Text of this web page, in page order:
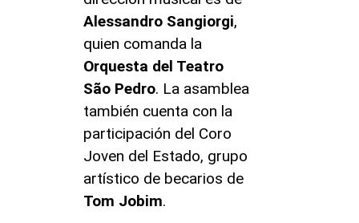
Alessandro Sangiorgi,
quien comanda la
Orquesta del Teatro
São Pedro. La asamblea
también cuenta con la
participación del Coro
Joven del Estado, grupo
artístico de becarios de
Tom Jobim.